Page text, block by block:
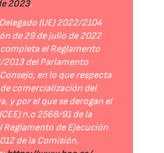
2023.
(UE) 2022/2104
de 29 de julio de 2022
el Reglamento
2013 del Parlamento
en lo que respecta
comercialización del
y por el que se derogan el
n.o 2568/91 de la
Reglamento de Ejecución
de la Comisión.